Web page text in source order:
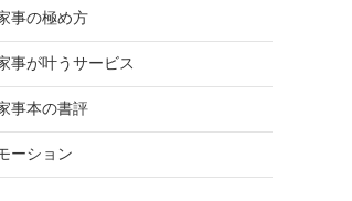
事の極め方
事が叶うサービス
事本の書評
ーション